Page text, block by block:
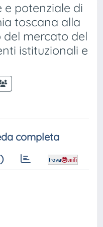
potenziale di
toscana alla
mercato del
istituzionali e
completa